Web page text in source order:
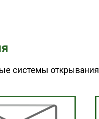
системы открывания